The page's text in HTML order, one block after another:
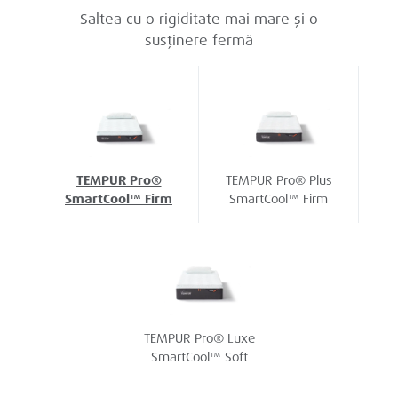
Saltea cu o rigiditate mai mare și o
susținere fermă
TEMPUR Pro®
SmartCool™ Firm
TEMPUR Pro® Plus
SmartCool™ Firm
TEMPUR Pro® Luxe
SmartCool™ Soft